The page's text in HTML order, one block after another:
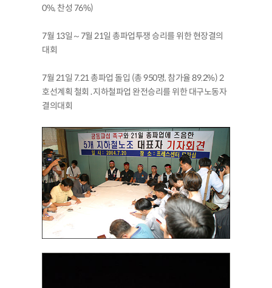
0%, 찬성 76%)
7월 13일～7월 21일 총파업투쟁 승리를 위한 현장결의
대회
7월 21일 7.21 총파업 돌입 (총 950명, 참가율 89.2%) 2
호선계획 철회․지하철파업 완전승리를 위한 대구노동자
결의대회